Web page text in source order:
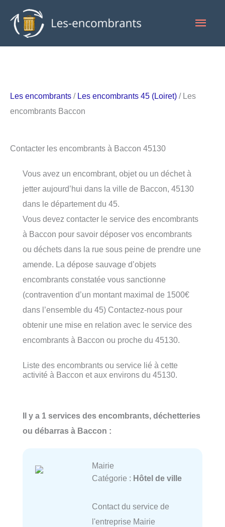
contenu
Les encombrants / Les encombrants 45 (Loiret) / Les
encombrants Baccon
Contacter les encombrants à Baccon 45130
Vous avez un encombrant, objet ou un déchet à
jetter aujourd’hui dans la ville de Baccon, 45130
dans le département du 45.
Vous devez contacter le service des encombrants
à Baccon pour savoir déposer vos encombrants
ou déchets dans la rue sous peine de prendre une
amende. La dépose sauvage d’objets
encombrants constatée vous sanctionne
(contravention d’un montant maximal de 1500€
dans l’ensemble du 45) Contactez-nous pour
obtenir une mise en relation avec le service des
encombrants à Baccon ou proche du 45130.
Liste des encombrants ou service lié à cette
activité à Baccon et aux environs du 45130.
Il y a 1 services des encombrants, déchetteries
ou débarras à Baccon :
Mairie
Catégorie : Hôtel de ville
Contact du service de
l'entreprise Mairie